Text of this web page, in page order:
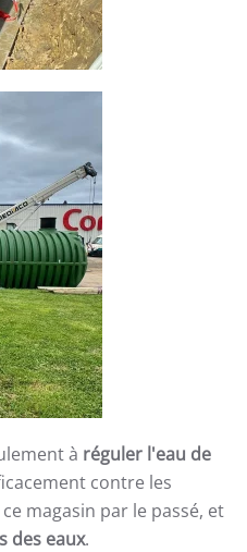
à réguler l'eau de
contre les
magasin par le passé, et
des eaux.